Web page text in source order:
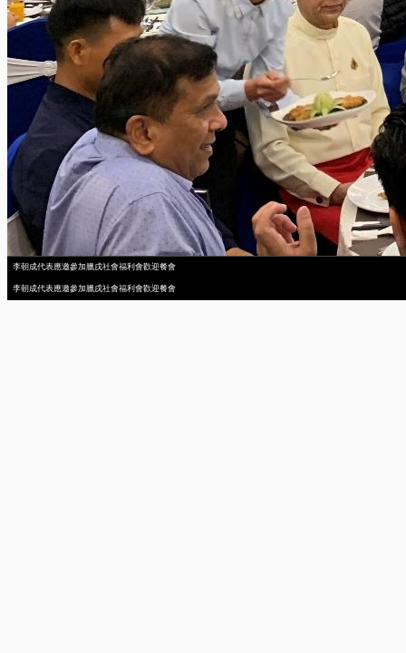
李朝成代表應邀參加臘戌社會福利會歡迎餐會
李朝成代表應邀參加臘戌社會福利會歡迎餐會